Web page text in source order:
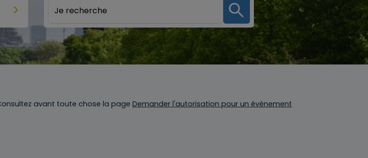
avant toute chose la page Demander l'autorisation pour un évènement